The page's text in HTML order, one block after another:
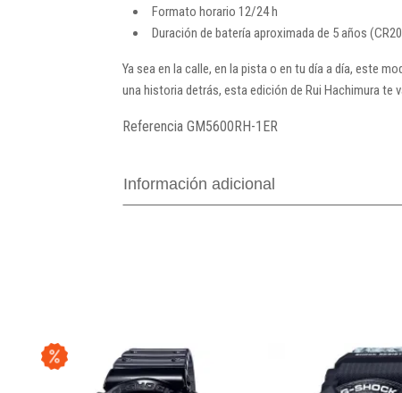
Formato horario 12/24 h
Duración de batería aproximada de 5 años
Ya sea en la calle, en la pista o en tu día a día, este
una historia detrás, esta edición de Rui Hachimura te
Referencia GM5600RH-1ER
Información adicional